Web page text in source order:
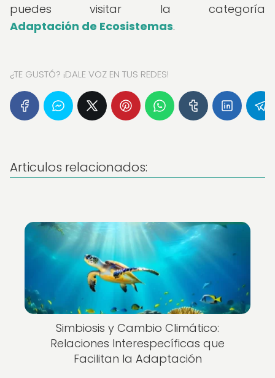
puedes visitar la categoría
Adaptación de Ecosistemas.
¿TE GUSTÓ? ¡DALE VOZ EN TUS REDES!
Articulos relacionados:
Simbiosis y Cambio Climático:
Relaciones Interespecíficas que
Facilitan la Adaptación